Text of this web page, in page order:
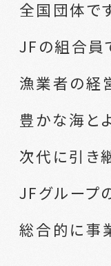
全国団体です
JFの組合員
漁業者の経
豊かな海と
次代に引き
JFグループ
総合的に事